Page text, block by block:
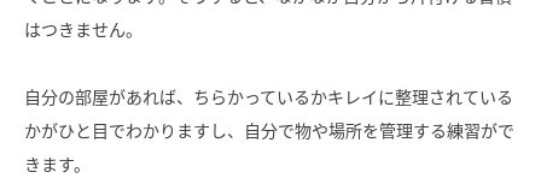
はつきません。
自分の部屋があれば、ちらかっているかキレイに整理されている
かがひと目でわかりますし、自分で物や場所を管理する練習がで
きます。